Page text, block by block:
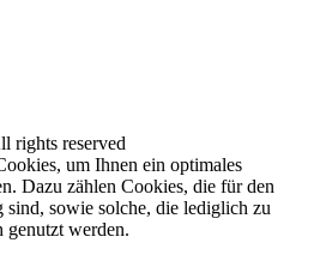
rights reserved
um Ihnen ein optimales
Dazu zählen Cookies, die für den
sind, sowie solche, die lediglich zu
genutzt werden.